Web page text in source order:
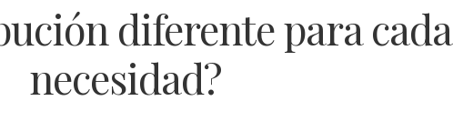
diferente para cada
necesidad?